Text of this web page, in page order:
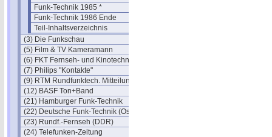
Funk-Technik 1985 *
Funk-Technik 1986 Ende
Teil-Inhaltsverzeichnis
(3) Die Funkschau
(5) Film & TV Kameramann
(6) FKT Fernseh- und Kinotechnik
(7) Philips "Kontakte"
(9) RTM Rundfunktech. Mitteilungen
(12) BASF Ton+Band
(21) Hamburger Funk-Technik
(22) Deutsche Funk-Technik (Ost)
(23) Rundf.-Fernseh (DDR)
(24) Telefunken-Zeitung